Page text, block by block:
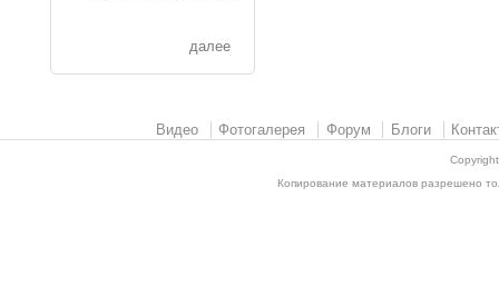
далее
Видео Фотогалерея Форум Блоги
Копирование материалов разрешено